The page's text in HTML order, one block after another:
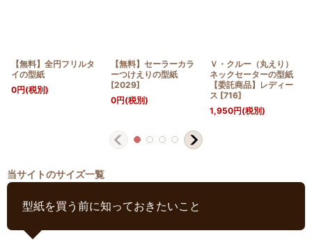
【無料】全円フリルタ
イの型紙
0円(税別)
【無料】セーラーカラ
ーつけえりの型紙
[2029]
0円(税別)
Ｖ・クルー（丸えり）
ネックセーターの型紙
【委託商品】レディー
ス [716]
1,950円(税別)
当サイトのサイズ一覧
型紙を買う前に知っておきたいこと